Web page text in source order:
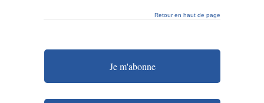
Retour en haut de page
Je m'abonne